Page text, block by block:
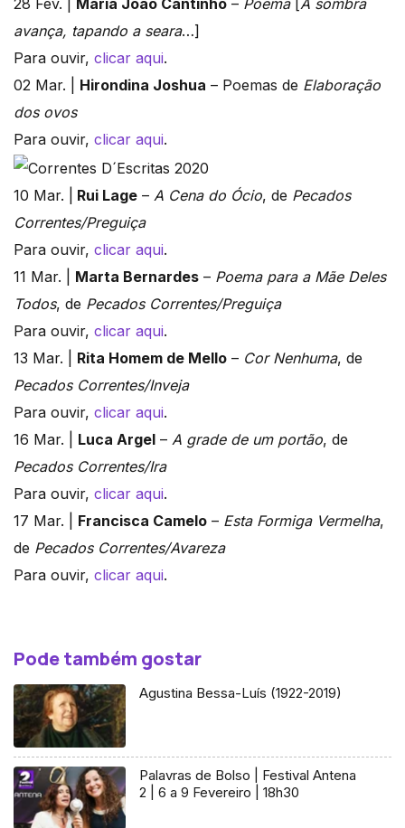
28 Fev. | Maria João Cantinho – Poema A sombra
avança, tapando a seara…]
Para ouvir, clicar aqui.
02 Mar. | Hirondina Joshua – Poemas de Elaboração
dos ovos
Para ouvir, clicar aqui.
10 Mar. | Rui Lage – A Cena do Ócio, de Pecados
Correntes/Preguiça
Para ouvir, clicar aqui.
11 Mar. | Marta Bernardes – Poema para a Mãe Deles
Todos, de Pecados Correntes/Preguiça
Para ouvir, clicar aqui.
13 Mar. | Rita Homem de Mello – Cor Nenhuma, de
Pecados Correntes/Inveja
Para ouvir, clicar aqui.
16 Mar. | Luca Argel – A grade de um portão, de
Pecados Correntes/Ira
Para ouvir, clicar aqui.
17 Mar. | Francisca Camelo – Esta Formiga Vermelha,
de Pecados Correntes/Avareza
Para ouvir, clicar aqui.
Pode também gostar
Agustina Bessa-Luís (1922-2019)
Palavras de Bolso | Festival Antena
2 | 6 a 9 Fevereiro | 18h30